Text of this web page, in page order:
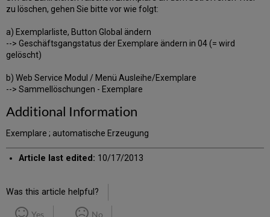
zu löschen, gehen Sie bitte vor wie folgt:
a) Exemplarliste, Button Global ändern
--> Geschäftsgangstatus der Exemplare ändern in 04 (= wird
gelöscht)
b) Web Service Modul / Menü Ausleihe/Exemplare
--> Sammellöschungen - Exemplare
Additional Information
Exemplare ; automatische Erzeugung
Article last edited: 10/17/2013
Was this article helpful?
Yes No